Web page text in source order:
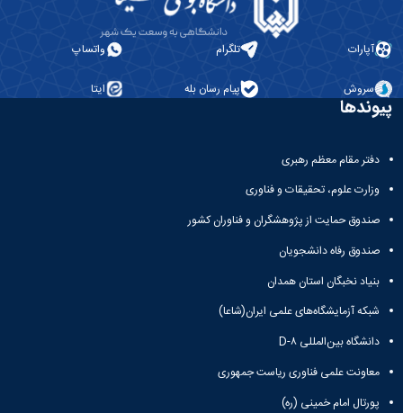
آپارات تلگرام واتساپ
سروش پیام رسان بله ایتا
پیوندها
دفتر مقام معظم رهبری
وزارت علوم، تحقیقات و فناوری
صندوق حمایت از پژوهشگران و فناوران کشور
صندوق رفاه دانشجویان
بنیاد نخبگان استان همدان
شبکه آزمایشگاه‌های علمی ایران(شاعا)
دانشگاه بین‌المللی D-۸
معاونت علمی فناوری ریاست جمهوری
پورتال امام خمینی (ره)